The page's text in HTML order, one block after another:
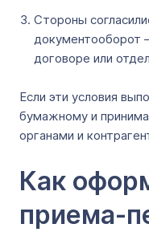
Стороны
документооборот
договоре или
Если эти условия
бумажному и
органами и
Как
приема-